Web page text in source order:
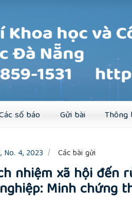
số báo Gửi bài Thông
Đăng ký
No. 4, 2023 Các bài gửi
nhiệm xã hội đến
Minh chứng